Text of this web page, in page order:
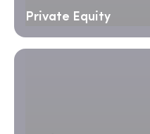
Private Equity